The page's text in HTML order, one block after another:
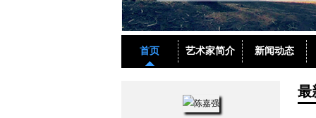
首页 艺术家简介 新闻动态
最